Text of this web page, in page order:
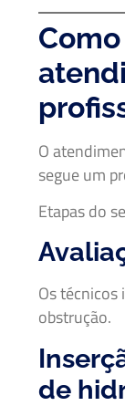
O
segue um
Etapas do
Os
obstrução.
de